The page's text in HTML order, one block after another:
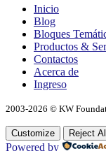
Inicio
Blog
Bloques
Productos &
Contactos
Acerca de
Ingreso
2003-2026 © KW
Customize Reject
Powered by